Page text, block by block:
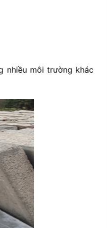
nhiều môi trường khác